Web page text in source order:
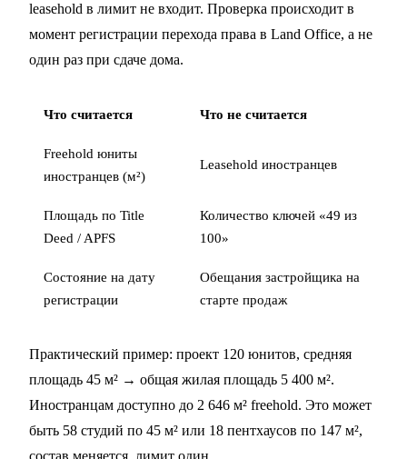
leasehold в лимит не входит. Проверка происходит в
момент регистрации перехода права в Land Office, а не
один раз при сдаче дома.
Что считается Что не считается
Freehold юниты
иностранцев (м²)
Leasehold иностранцев
Площадь по Title
Deed / APFS
Количество ключей «49 из
100»
Состояние на дату
регистрации
Обещания застройщика на
старте продаж
Практический пример: проект 120 юнитов, средняя
площадь 45 м² → общая жилая площадь 5 400 м².
Иностранцам доступно до 2 646 м² freehold. Это может
быть 58 студий по 45 м² или 18 пентхаусов по 147 м²,